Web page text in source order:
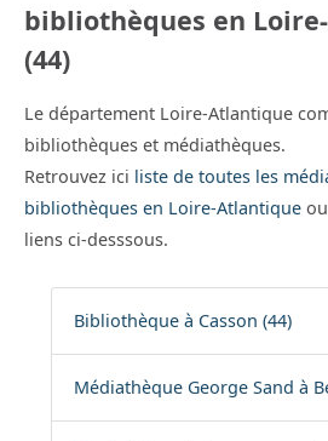
bibliothèques en
(44)
Le département Loire-Atlantique
bibliothèques et médiathèques.
Retrouvez ici liste de toutes les
bibliothèques en Loire-Atlantique
liens ci-desssous.
Bibliothèque à Casson (44)
Médiathèque George Sand à